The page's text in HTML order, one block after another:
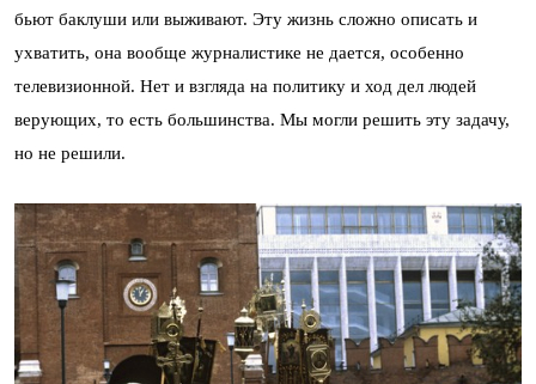
бьют баклуши или выживают. Эту жизнь сложно описать и
ухватить, она вообще журналистике не дается, особенно
телевизионной. Нет и взгляда на политику и ход дел людей
верующих, то есть большинства. Мы могли решить эту задачу,
но не решили.